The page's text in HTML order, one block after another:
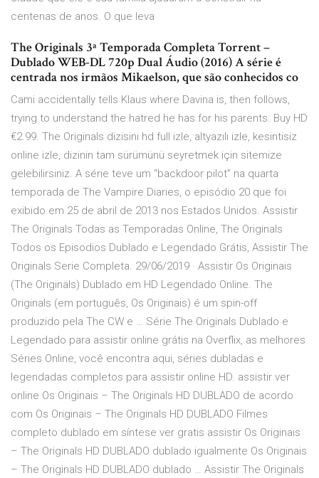
centenas de anos. O que leva
The Originals 3ª Temporada Completa Torrent –
Dublado WEB-DL 720p Dual Áudio (2016) A série é
centrada nos irmãos Mikaelson, que são conhecidos co
Cami accidentally tells Klaus where Davina is, then follows,
trying to understand the hatred he has for his parents. Buy HD
€2.99. The Originals dizisini hd full izle, altyazılı izle, kesintisiz
online izle, dizinin tam sürümünü seyretmek için sitemize
gelebilirsiniz. A série teve um “backdoor pilot” na quarta
temporada de The Vampire Diaries, o episódio 20 que foi
exibido em 25 de abril de 2013 nos Estados Unidos. Assistir
The Originals Todas as Temporadas Online, The Originals
Todos os Episodios Dublado e Legendado Grátis, Assistir The
Originals Serie Completa. 29/06/2019 · Assistir Os Originais
(The Originals) Dublado em HD Legendado Online. The
Originals (em português, Os Originais) é um spin-off
produzido pela The CW e … Série The Originals Dublado e
Legendado para assistir online grátis na Overflix, as melhores
Séries Online, você encontra aqui, séries dubladas e
legendadas completos para assistir online HD. assistir ver
online Os Originais – The Originals HD DUBLADO de acordo
com Os Originais – The Originals HD DUBLADO Filmes
completo dublado em síntese ver gratis assistir Os Originais
– The Originals HD DUBLADO dublado igualmente Os Originais
– The Originals HD DUBLADO dublado … Assistir The Originals